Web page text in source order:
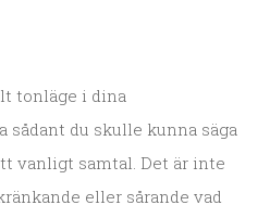
tonläge i dina
sådant du skulle kunna säga
vanligt samtal. Det är inte
eller sårande vad